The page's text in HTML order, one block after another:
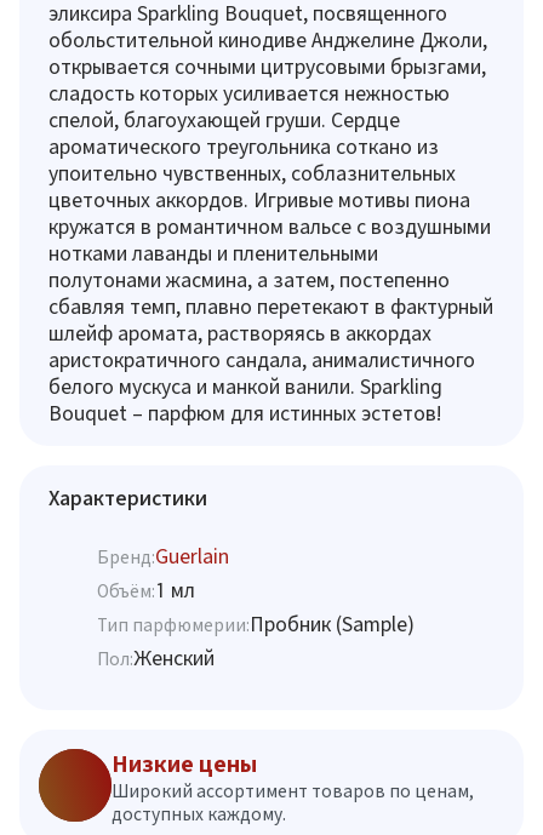
эликсира Sparkling Bouquet, посвященного
обольстительной кинодиве Анджелине Джоли,
открывается сочными цитрусовыми брызгами,
сладость которых усиливается нежностью
спелой, благоухающей груши. Сердце
ароматического треугольника соткано из
упоительно чувственных, соблазнительных
цветочных аккордов. Игривые мотивы пиона
кружатся в романтичном вальсе с воздушными
нотками лаванды и пленительными
полутонами жасмина, а затем, постепенно
сбавляя темп, плавно перетекают в фактурный
шлейф аромата, растворяясь в аккордах
аристократичного сандала, анималистичного
белого мускуса и манкой ванили. Sparkling
Bouquet – парфюм для истинных эстетов!
Характеристики
Бренд:Guerlain
Объём:1 мл
Тип парфюмерии:Пробник (Sample)
Пол:Женский
Низкие цены
Широкий ассортимент товаров по ценам,
доступных каждому.